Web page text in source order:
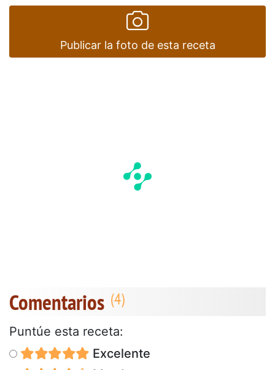
Publicar la foto de esta receta
Comentarios
Puntúe esta receta:
Excelente